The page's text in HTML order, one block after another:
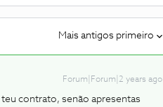
Mais antigos primeiro
Forum|Forum|2 years ago
contrato, senão apresentas